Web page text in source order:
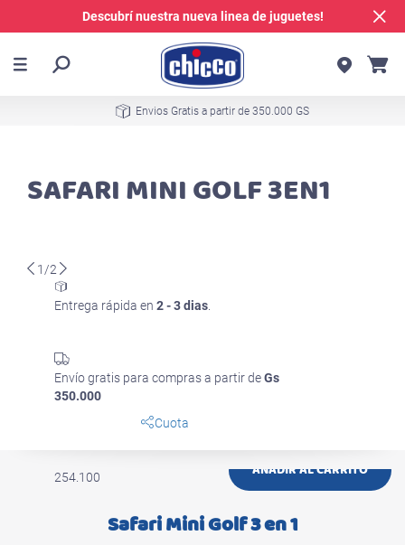
Descubrí nuestra nueva linea de juguetes!
Envios Gratis a partir de 350.000 GS
SAFARI MINI GOLF 3EN1
1/2
Entrega rápida en 2 - 3 dias
Envío gratis para compras a partir deGs
350.000
Cuota
254.100 AÑADIR AL CARRITO
Safari Mini Golf 3 en 1